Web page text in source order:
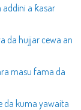
a ƙasar
da hujjar cewa an
masu fama da
da kuma yawaita